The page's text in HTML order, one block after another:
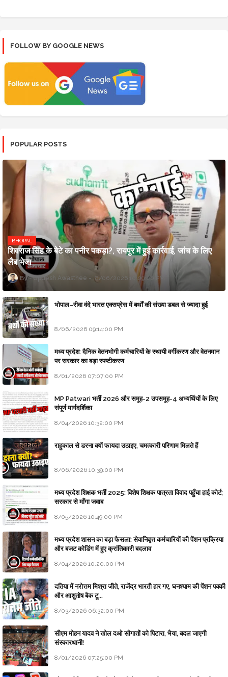
FOLLOW BY GOOGLE NEWS
POPULAR POSTS
BHOPAL
शिवराज सिंह के बेटे का पनीर पकड़ा?, रायपुर में हुई कार्रवाई, जांच के लिए
लैब भेजा
Updesh Awasthee 8/06/2026 10:09:00 PM
भोपाल–रीवा वंदे भारत एक्सप्रेस में बर्थों की संख्या डबल से ज्यादा हुई
8/06/2026 09:14:00 PM
मध्य प्रदेश: दैनिक वेतनभोगी कर्मचारियों के स्थायी वर्गीकरण और वेतनमान
पर सरकार का बड़ा स्पष्टीकरण
8/01/2026 07:07:00 PM
MP Patwari भर्ती 2026 और समूह-2 उपसमूह-4 अभ्यर्थियों के लिए
संपूर्ण मार्गदर्शिका
8/04/2026 10:32:00 PM
राहुकाल से डरना क्यों फायदा उठाइए, चमत्कारी परिणाम मिलते हैं
8/06/2026 10:39:00 PM
मध्य प्रदेश शिक्षक भर्ती 2025: विशेष शिक्षक पात्रता विवाद पहुँचा हाई कोर्ट;
सरकार से माँगा जवाब
8/05/2026 10:49:00 PM
मध्य प्रदेश शासन का बड़ा फैसला: सेवानिवृत्त कर्मचारियों की पेंशन प्रक्रिया
और बजट कोडिंग में हुए क्रांतिकारी बदलाव
8/04/2026 10:20:00 PM
दतिया में नरोत्तम मिश्रा जीते, राजेंद्र भारती हार गए, घनश्याम की पेंशन पक्की
और आशुतोष बैक टू...
8/03/2026 06:32:00 PM
सीएम मोहन यादव ने खोल दओ सौगातों को पिटारा, भैया, बदल जाएगी
संस्कारधानी!
8/01/2026 07:25:00 PM